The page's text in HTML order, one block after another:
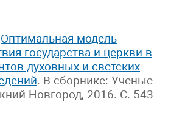
Оптимальная модель
государства и церкви в
духовных и светских
. В сборнике: Ученые
Новгород, 2016. С. 543-